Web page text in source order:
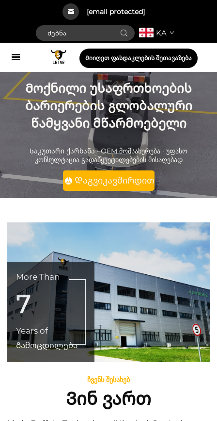
[email protected]
KA
Მიიღეთ ფასდაკლების შეთავაზება
Მოქნილი უსაფრთხოების
ბარიერების გლობალური
წამყვანი მწარმოებელი
Საკუთარი ქარხანა · OEM მომსახურება · უფასო
კონსულტაცია გადაწყვეტილებების მისაღებად
Დაგვიკავშირდით
More Than
7
Years of
Გამოცდილება
ᲩᲕᲔᲜᲡ ᲨᲔᲡᲐᲮᲔᲑ
Ვინ ვართ